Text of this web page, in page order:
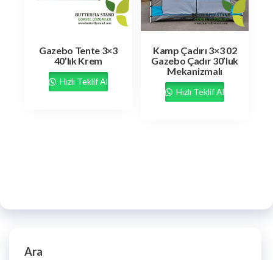
Gazebo Tente 3×3
40’lık Krem
Hızlı Teklif Al
Kamp Çadırı 3×3 02
Gazebo Çadır 30’luk
Mekanizmalı
Hızlı Teklif Al
Ara